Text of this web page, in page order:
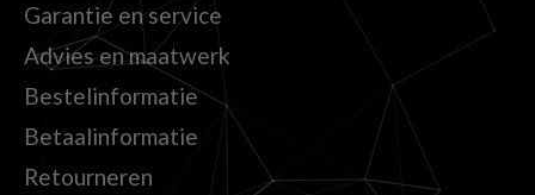
Garantie en service
Advies en maatwerk
Bestelinformatie
Betaalinformatie
Retourneren